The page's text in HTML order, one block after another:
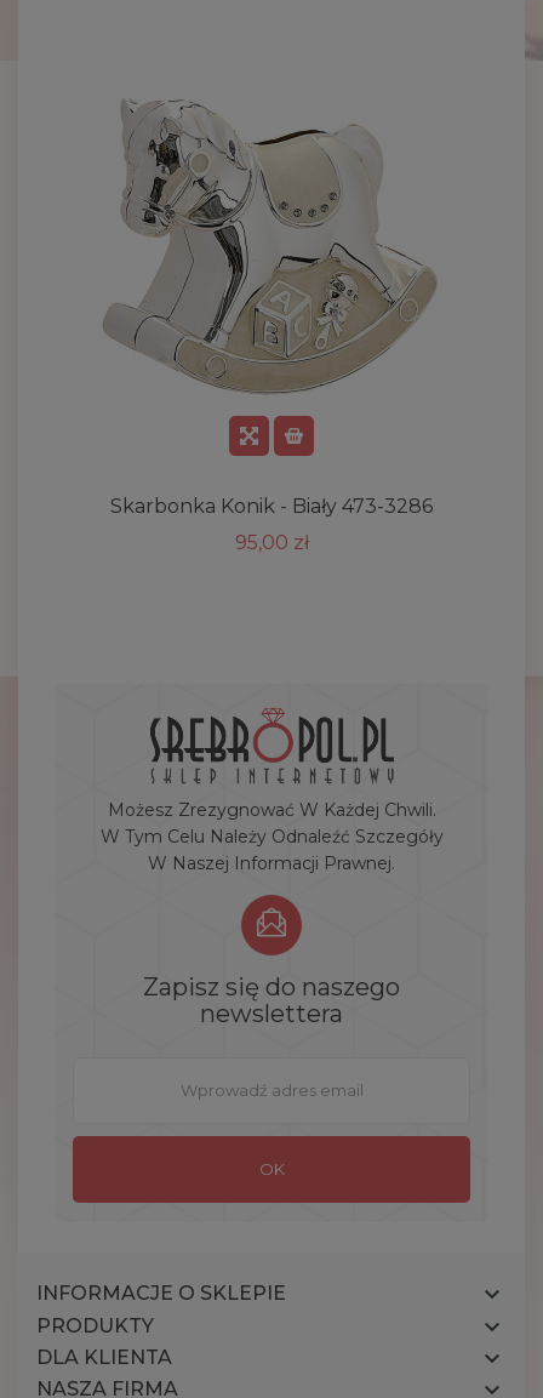
Skarbonka Konik - Biały 473-3286
95,00 zł
Możesz Zrezygnować W Każdej Chwili.
W Tym Celu Należy Odnaleźć Szczegóły
W Naszej Informacji Prawnej.
Zapisz się do naszego
newslettera
INFORMACJE O SKLEPIE 
PRODUKTY 
DLA KLIENTA 
NASZA FIRMA 